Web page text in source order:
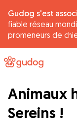
Gudog s'est
fiable réseau
promeneurs de
Animaux
Sereins !